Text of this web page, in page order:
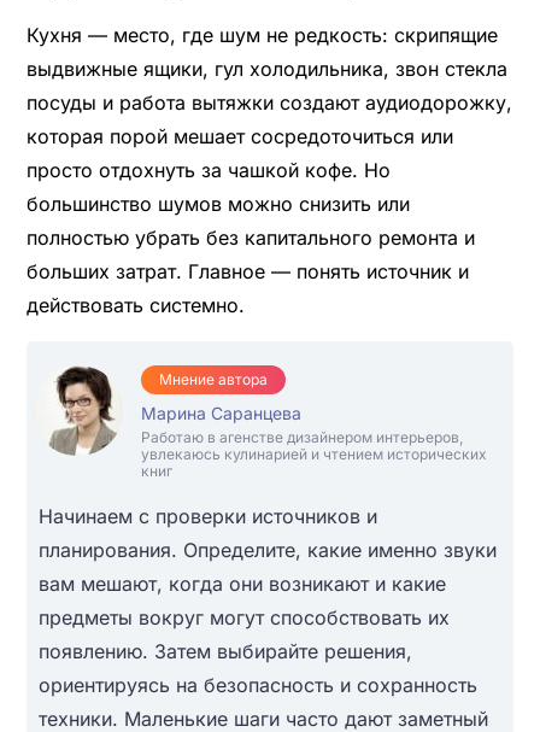
Кухня — место, где шум не редкость: скрипящие
выдвижные ящики, гул холодильника, звон стекла
посуды и работа вытяжки создают аудиодорожку,
которая порой мешает сосредоточиться или
просто отдохнуть за чашкой кофе. Но
большинство шумов можно снизить или
полностью убрать без капитального ремонта и
больших затрат. Главное — понять источник и
действовать системно.
Мнение автора
Марина Саранцева
Работаю в агенстве дизайнером интерьеров,
увлекаюсь кулинарией и чтением исторических
книг
Начинаем с проверки источников и
планирования. Определите, какие именно звуки
вам мешают, когда они возникают и какие
предметы вокруг могут способствовать их
появлению. Затем выбирайте решения,
ориентируясь на безопасность и сохранность
техники. Маленькие шаги часто дают заметный